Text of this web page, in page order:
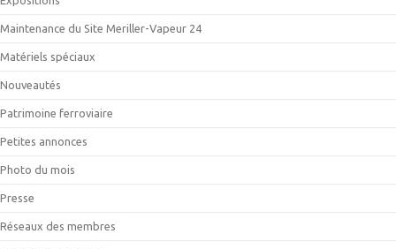
Maintenance du Site Meriller-Vapeur 24
Matériels spéciaux
Nouveautés
Patrimoine ferroviaire
Petites annonces
Photo du mois
Presse
Réseaux des membres